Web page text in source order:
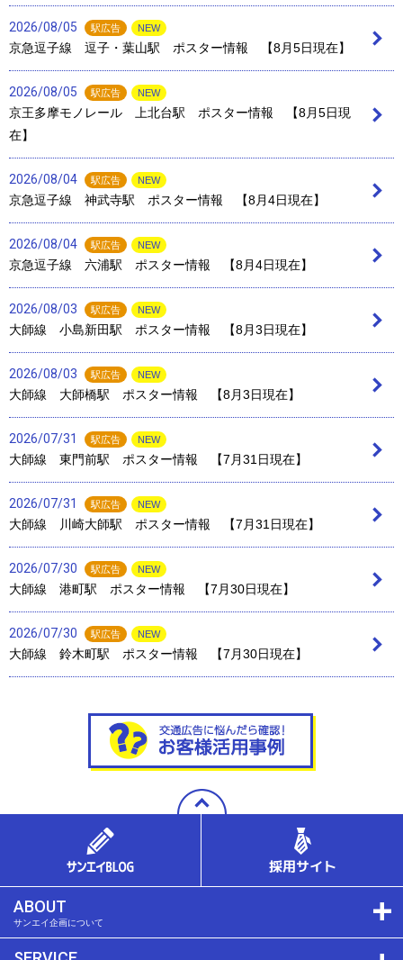
2026/08/05 駅広告 NEW
京急逗子線 逗子・葉山駅 ポスター情報 【8月5日現在】
2026/08/05 駅広告 NEW
京王多摩モノレール 上北台駅 ポスター情報 【8月5日現
在】
2026/08/04 駅広告 NEW
京急逗子線 神武寺駅 ポスター情報 【8月4日現在】
2026/08/04 駅広告 NEW
京急逗子線 六浦駅 ポスター情報 【8月4日現在】
2026/08/03 駅広告 NEW
大師線 小島新田駅 ポスター情報 【8月3日現在】
2026/08/03 駅広告 NEW
大師線 大師橋駅 ポスター情報 【8月3日現在】
2026/07/31 駅広告 NEW
大師線 東門前駅 ポスター情報 【7月31日現在】
2026/07/31 駅広告 NEW
大師線 川崎大師駅 ポスター情報 【7月31日現在】
2026/07/30 駅広告 NEW
大師線 港町駅 ポスター情報 【7月30日現在】
2026/07/30 駅広告 NEW
大師線 鈴木町駅 ポスター情報 【7月30日現在】
ABOUT
サンエイ企画について